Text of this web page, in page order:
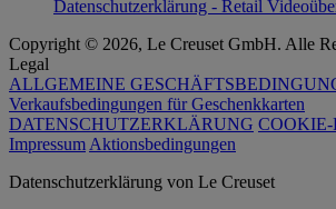
Datenschutzerklärung - Retail
Copyright © 2026, Le Creuset GmbH. Alle
Legal
ALLGEMEINE
Verkaufsbedingungen für Geschenkkarten
DATENSCHUTZERKLÄRUNG
ImpressumAktionsbedingungen
Datenschutz­erklärung von Le Creuset